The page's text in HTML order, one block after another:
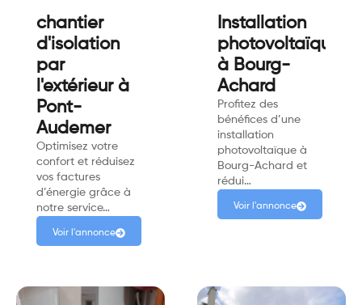
chantier
d'isolation
par
l'extérieur à
Pont-
Audemer
Optimisez votre
confort et réduisez
vos factures
d’énergie grâce à
notre service…
Voir l'annonce
Installation
photovoltaïque
à Bourg-
Achard
Profitez des
bénéfices d’une
installation
photovoltaïque à
Bourg-Achard et
rédui…
Voir l'annonce